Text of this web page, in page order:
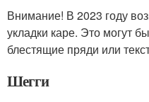
Внимание! В 2023 году
укладки каре. Это могут
блестящие пряди или
Шегги